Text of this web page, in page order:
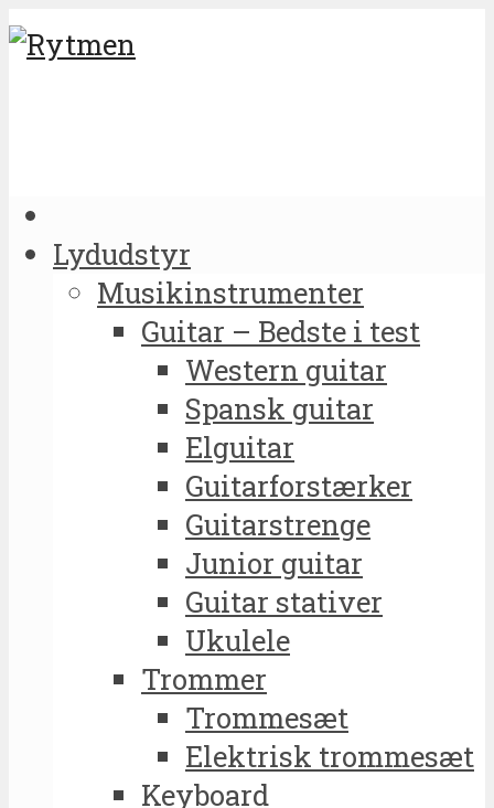
Lydudstyr
Musikinstrumenter
Guitar – Bedste i test
Western guitar
Spansk guitar
Elguitar
Guitarforstærker
Guitarstrenge
Junior guitar
Guitar stativer
Ukulele
Trommer
Trommesæt
Elektrisk trommesæt
Keyboard